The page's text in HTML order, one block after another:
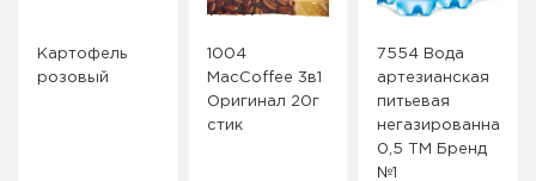
Картофель
розовый
1004
MacCoffee 3в1
Оригинал 20г
стик
7554 Вода
артезианская
питьевая
негазированная
0,5 ТМ Бренд
№1